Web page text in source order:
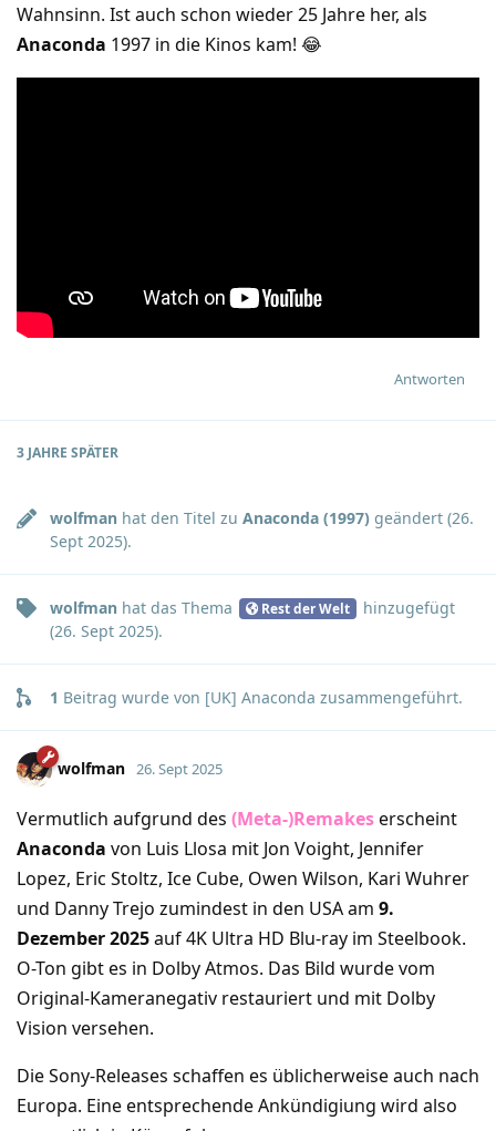
Wahnsinn. Ist auch schon wieder 25 Jahre her, als
Anaconda 1997 in die Kinos kam! 😂
Antworten
3 JAHRE SPÄTER
wolfman hat den Titel zu Anaconda (1997) geändert (26.
Sept 2025).
wolfman hat das Thema Rest der Welt
hinzugefügt
(26. Sept 2025).
1 Beitrag wurde von [UK] Anaconda zusammengeführt.
wolfman 26. Sept 2025
Vermutlich aufgrund des (Meta-)Remakeserscheint
Anaconda von Luis Llosa mit Jon Voight, Jennifer
Lopez, Eric Stoltz, Ice Cube, Owen Wilson, Kari Wuhrer
und Danny Trejo zumindest in den USA am 9.
Dezember 2025auf 4K Ultra HD Blu-ray im Steelbook.
O-Ton gibt es in Dolby Atmos. Das Bild wurde vom
Original-Kameranegativ restauriert und mit Dolby
Vision versehen.
Die Sony-Releases schaffen es üblicherweise auch nach
Europa. Eine entsprechende Ankündigiung wird also